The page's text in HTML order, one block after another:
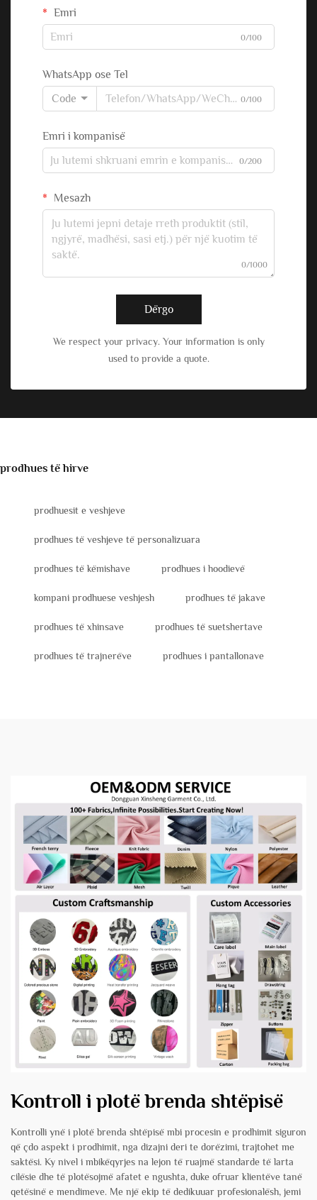
Emri
0/100
WhatsApp ose Tel
Code
0/100
Emri i kompanisë
0/200
Mesazh
0/1000
Dërgo
We respect your privacy. Your information is only
used to provide a quote.
prodhues të hirve
prodhuesit e veshjeve
prodhues të veshjeve të personalizuara
prodhues të këmishave prodhues i hoodievë
kompani prodhuese veshjesh prodhues të jakave
prodhues të xhinsave prodhues të suetshertave
prodhues të trajnerëve prodhues i pantallonave
Kontroll i plotë brenda shtëpisë
Kontrolli ynë i plotë brenda shtëpisë mbi procesin e prodhimit siguron
që çdo aspekt i prodhimit, nga dizajni deri te dorëzimi, trajtohet me
saktësi. Ky nivel i mbikëqyrjes na lejon të ruajmë standarde të larta
cilësie dhe të plotësojmë afatet e ngushta, duke ofruar klientëve tanë
qetësinë e mendimeve. Me një ekip të dedikuuar profesionalësh, jemi